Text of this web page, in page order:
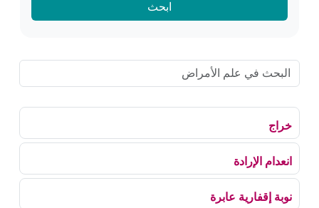
ابحث
خراج
انعدام الإرادة
نوبة إقفارية عابرة